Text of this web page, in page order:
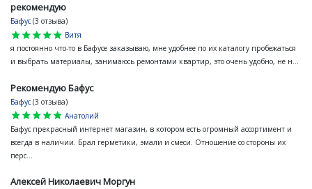
рекомендую
Бафус (3 отзыва)
star
star
star
star
star
Витя
я постоянно что-то в Бафусе заказываю, мне удобнее по их каталогу пробежаться
и выбрать материалы, занимаюсь ремонтами квартир, это очень удобно, не н...
Рекомендую Бафус
Бафус (3 отзыва)
star
star
star
star
star
Анатолий
Бафус прекрасный интернет магазин, в котором есть огромный ассортимент и
всегда в наличии. Брал герметики, эмали и смеси. Отношение со стороны их
перс...
Алексей Николаевич Моргун